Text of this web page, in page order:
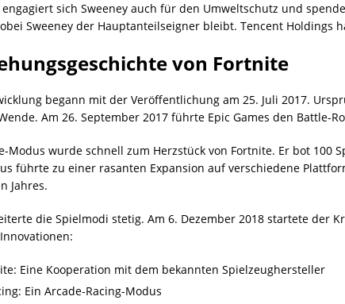
sich Sweeney auch für den Umweltschutz und
Sweeney der Hauptanteilseigner bleibt. Tencent Holdings
von Fortnite
begann mit der Veröffentlichung am 25. Juli 2017.
Am 26. September 2017 führte Epic Games den Battle-
Modus wurde schnell zum Herzstück von Fortnite. Er bot
führte zu einer rasanten Expansion auf verschiedene
Jahres.
die Spielmodi stetig. Am 6. Dezember 2018 startete der
Eine Kooperation mit dem bekannten Spielzeughersteller
Ein Arcade-Racing-Modus